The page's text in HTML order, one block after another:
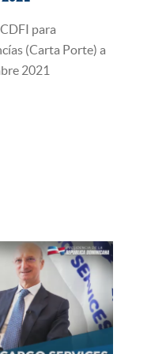
para
(Carta Porte) a
2021